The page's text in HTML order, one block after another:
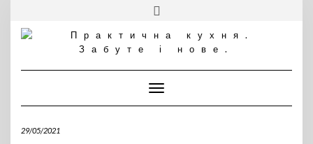
content
Toggle Navigation
29/05/2021